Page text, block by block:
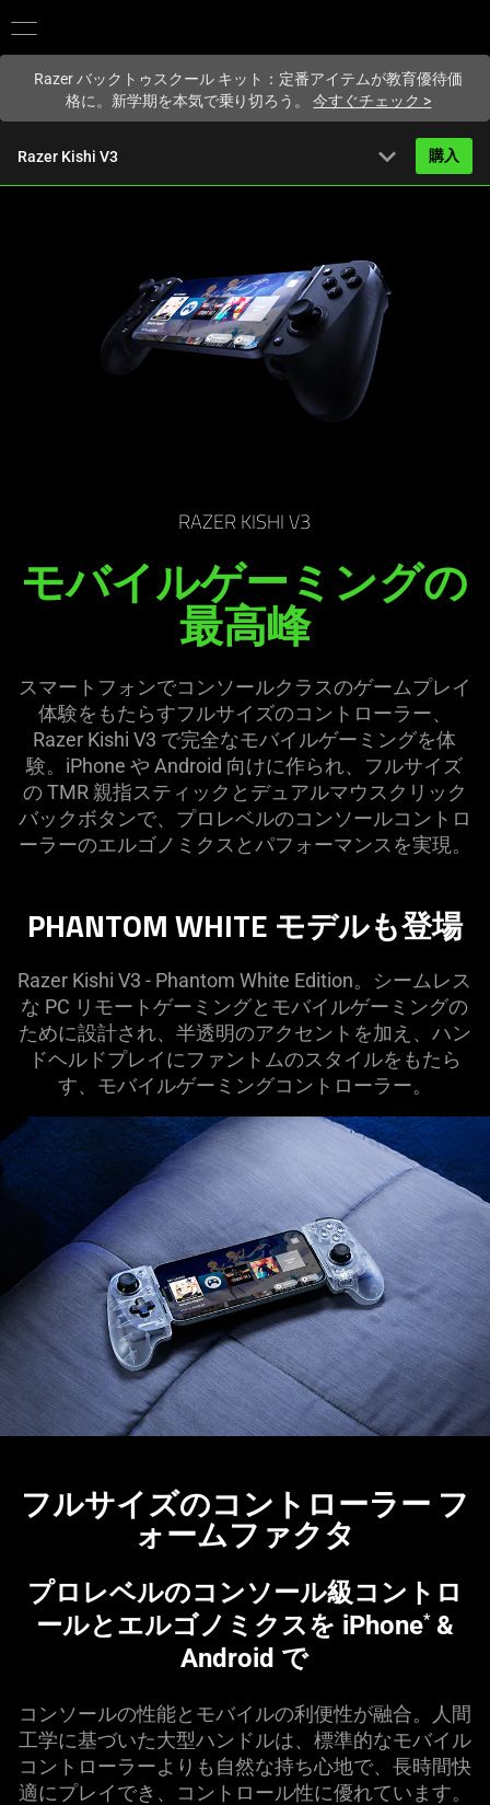
Razer バックトゥスクール キット：定番アイテムが教育優待価
格に。新学期を本気で乗り切ろう。今すぐチェック >
Razer Kishi V3 expand_more 購入
be
RAZER KISHI V3
モバイルゲーミングの
最高峰
スマートフォンでコンソールクラスのゲームプレイ
体験をもたらすフルサイズのコントローラー、
Razer Kishi V3 で完全なモバイルゲーミングを体
験。iPhone や Android 向けに作られ、フルサイズ
の TMR 親指スティックとデュアルマウスクリック
バックボタンで、プロレベルのコンソールコントロ
ーラーのエルゴノミクスとパフォーマンスを実現。
PHANTOM WHITE モデルも登場
Razer Kishi V3 - Phantom White Edition。シームレス
な PC リモートゲーミングとモバイルゲーミングの
ために設計され、半透明のアクセントを加え、ハン
ドヘルドプレイにファントムのスタイルをもたら
す、モバイルゲーミングコントローラー。
フルサイズのコントローラー フ
ォームファクタ
プロレベルのコンソール級コントロ
ールとエルゴノミクスを iPhone*&
Android で
コンソールの性能とモバイルの利便性が融合。人間
工学に基づいた大型ハンドルは、標準的なモバイル
コントローラーよりも自然な持ち心地で、長時間快
適にプレイでき、コントロール性に優れてい ます。